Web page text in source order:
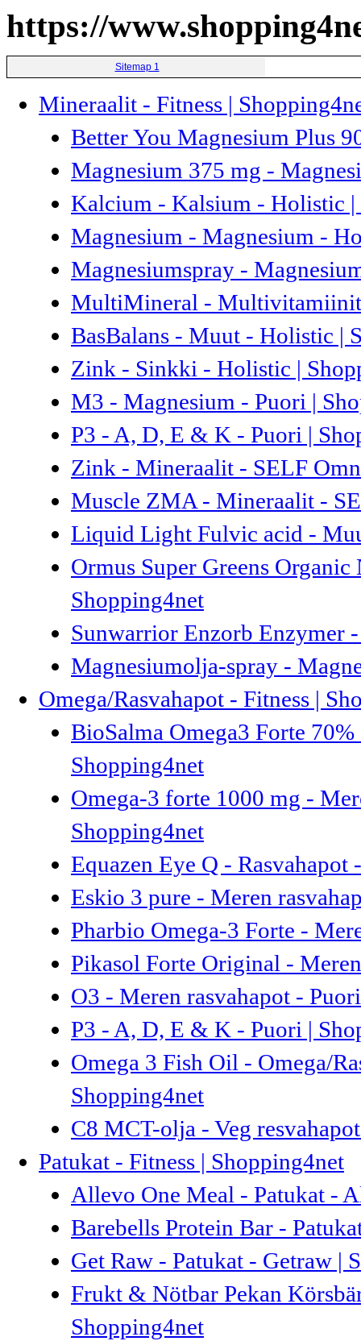
https://
Sitemap 1
Mineraalit - Fitness |
Better You Magnesium Plus
Magnesium 375 mg -
Kalcium - Kalsium - Holistic |
Magnesium - Magnesium -
Magnesiumspray -
MultiMineral -
BasBalans - Muut - Holistic |
Zink - Sinkki - Holistic |
M3 - Magnesium - Puori |
P3 - A, D, E & K - Puori |
Zink - Mineraalit - SELF
Muscle ZMA - Mineraalit -
Liquid Light Fulvic acid -
Ormus Super Greens
Shopping4net
Sunwarrior Enzorb Enzymer
Magnesiumolja-spray -
Omega/Rasvahapot - Fitness |
BioSalma Omega3 Forte
Shopping4net
Omega-3 forte 1000 mg -
Shopping4net
Equazen Eye Q - Rasvahapot
Eskio 3 pure - Meren
Pharbio Omega-3 Forte -
Pikasol Forte Original -
O3 - Meren rasvahapot -
P3 - A, D, E & K - Puori |
Omega 3 Fish Oil - Omega/
Shopping4net
C8 MCT-olja - Veg
Patukat - Fitness | Shopping4net
Allevo One Meal - Patukat -
Barebells Protein Bar -
Get Raw - Patukat - Getraw |
Frukt & Nötbar Pekan
Shopping4net